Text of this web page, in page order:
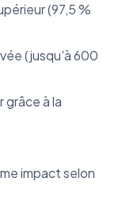
(97,5 %
(jusqu'à 600
grâce à la
impact selon